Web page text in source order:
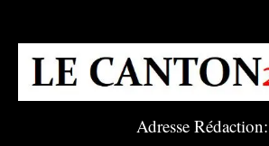
Adresse Rédaction: